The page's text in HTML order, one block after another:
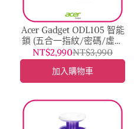
Acer Gadget ODL105 智能
鎖 (五合一指紋/密碼/虛位
密碼/感應卡/鑰匙)ODL105
NT$2,990NT$3,990
加入購物車